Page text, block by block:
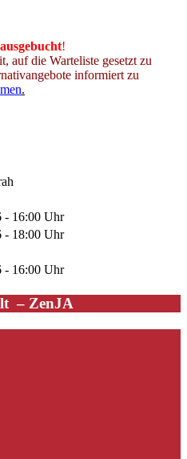
ausgebucht!
auf die Warteliste gesetzt zu
informiert zu
.
- 16:00 Uhr
- 18:00 Uhr
- 16:00 Uhr
– ZenJA